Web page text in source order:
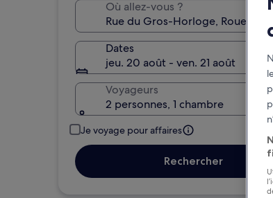
Où allez-vous ?
Dates
jeu. 20 août - ven. 21 août
Voyageurs
2 personnes, 1 chambre
Je voyage pour affaires
Rechercher